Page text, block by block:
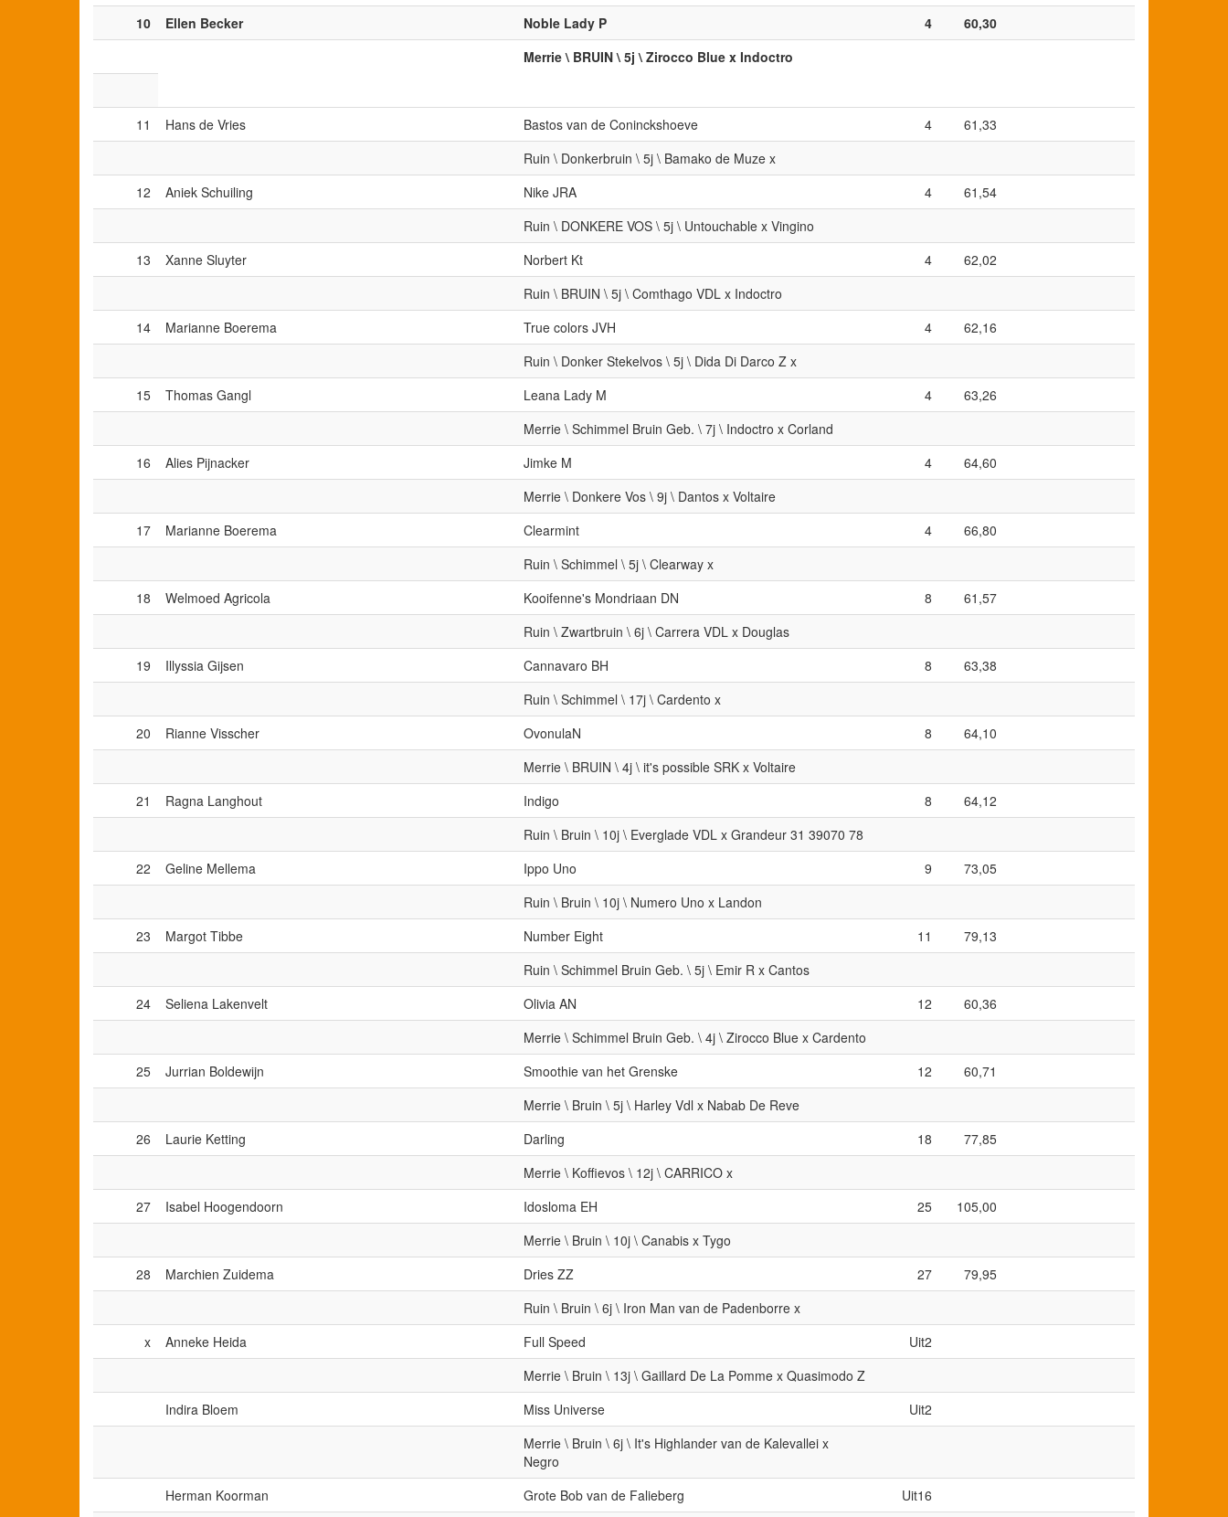
10
Ellen Becker Noble Lady P 4
60,30
Merrie \ BRUIN \ 5j \ Zirocco Blue x Indoctro
11 Hans de Vries Bastos van de Coninckshoeve 4
61,33
Ruin \ Donkerbruin \ 5j \ Bamako de Muze x
12
Aniek Schuiling Nike JRA 4
61,54
Ruin \ DONKERE VOS \ 5j \ Untouchable x Vingino
13
Xanne Sluyter Norbert Kt 4
62,02
Ruin \ BRUIN \ 5j \ Comthago VDL x Indoctro
14
Marianne Boerema True colors JVH 4
62,16
Ruin \ Donker Stekelvos \ 5j \ Dida Di Darco Z x
15
Thomas Gangl Leana Lady M 4
63,26
Merrie \ Schimmel Bruin Geb. \ 7j \ Indoctro x Corland
16
Alies Pijnacker Jimke M 4
64,60
Merrie \ Donkere Vos \ 9j \ Dantos x Voltaire
17
Marianne Boerema Clearmint 4
66,80
Ruin \ Schimmel \ 5j \ Clearway x
18
Welmoed Agricola Kooifenne's Mondriaan DN 8
61,57
Ruin \ Zwartbruin \ 6j \ Carrera VDL x Douglas
19
Illyssia Gijsen Cannavaro BH 8
63,38
Ruin \ Schimmel \ 17j \ Cardento x
20
Rianne Visscher OvonulaN 8
64,10
Merrie \ BRUIN \ 4j \ it's possible SRK x Voltaire
21
Ragna Langhout Indigo 8
64,12
Ruin \ Bruin \ 10j \ Everglade VDL x Grandeur 31 39070 78
22
Geline Mellema Ippo Uno 9
73,05
Ruin \ Bruin \ 10j \ Numero Uno x Landon
23
Margot Tibbe Number Eight 11
79,13
Ruin \ Schimmel Bruin Geb. \ 5j \ Emir R x Cantos
24
Seliena Lakenvelt Olivia AN 12
60,36
Merrie \ Schimmel Bruin Geb. \ 4j \ Zirocco Blue x Cardento
25
Jurrian Boldewijn Smoothie van het Grenske 12
60,71
Merrie \ Bruin \ 5j \ Harley Vdl x Nabab De Reve
26
Laurie Ketting Darling 18
77,85
Merrie \ Koffievos \ 12j \ CARRICO x
27
Isabel Hoogendoorn Idosloma EH 25
105,00
Merrie \ Bruin \ 10j \ Canabis x Tygo
28
Marchien Zuidema Dries ZZ 27
79,95
Ruin \ Bruin \ 6j \ Iron Man van de Padenborre x
x
Anneke Heida Full Speed
Uit2
Merrie \ Bruin \ 13j \ Gaillard De La Pomme x Quasimodo Z
Indira Bloem
Miss Universe
Uit2
Merrie \ Bruin \ 6j \ It's Highlander van de Kalevallei x
Negro
Herman Koorman
Grote Bob van de Falieberg Uit16